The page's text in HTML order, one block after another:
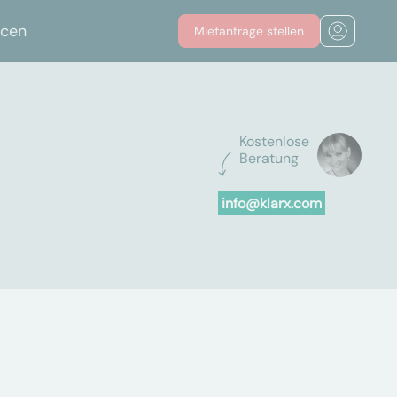
Mietanfrage stellen
Kostenlose
Beratung
info@klarx.com